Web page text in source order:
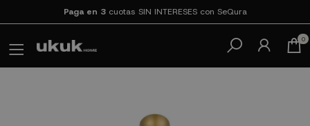
Paga en 3cuotas SIN INTERESES con SeQura
0